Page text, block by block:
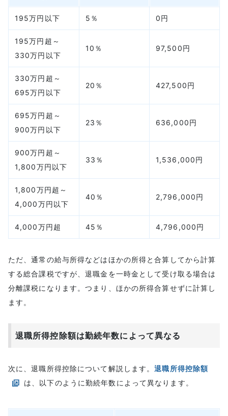
195万円以下 5％ 0円
195万円超～
330万円以下
10％ 97,500円
330万円超～
695万円以下
20％ 427,500円
695万円超～
900万円以下
23％ 636,000円
900万円超～
1,800万円以下
33％ 1,536,000円
1,800万円超～
4,000万円以下
40％ 2,796,000円
4,000万円超 45％ 4,796,000円
ただ、通常の給与所得などはほかの所得と合算してから計算
する総合課税ですが、退職金を一時金として受け取る場合は
分離課税になります。つまり、ほかの所得合算せずに計算し
ます。
退職所得控除額は勤続年数によって異なる
次に、退職所得控除について解説します。退職所得控除額
は、以下のように勤続年数によって異なります。